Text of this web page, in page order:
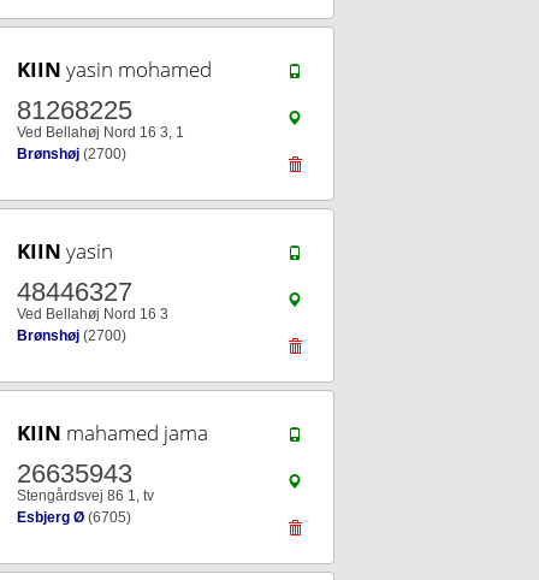
KIIN yasin mohamed
81268225
Ved Bellahøj Nord 16 3, 1
Brønshøj (2700)
KIIN yasin
48446327
Ved Bellahøj Nord 16 3
Brønshøj (2700)
KIIN mahamed jama
26635943
Stengårdsvej 86 1, tv
Esbjerg Ø (6705)